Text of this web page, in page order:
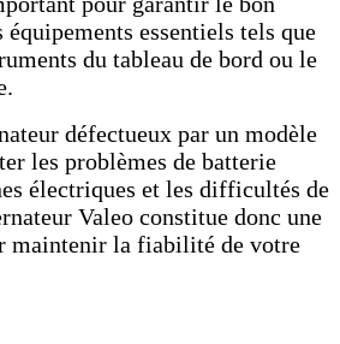
essentiels tels que
du tableau de bord ou le
défectueux par un modèle
les problèmes de batterie
électriques et les difficultés de
Valeo constitue donc une
maintenir la fiabilité de votre